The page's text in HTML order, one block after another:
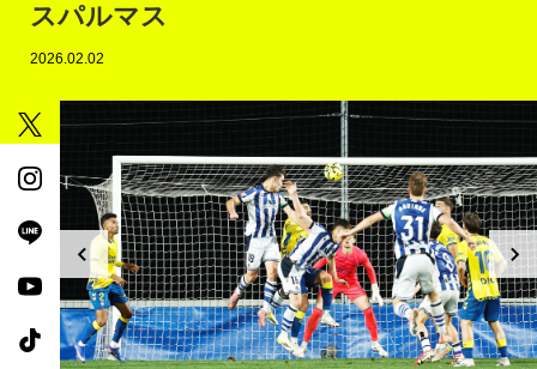
スパルマス
2026.02.02